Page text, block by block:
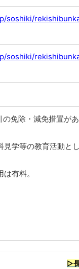
soshiki/
soshiki/
免除・減免措置があ
見学等の教育活動と
有料。
▷